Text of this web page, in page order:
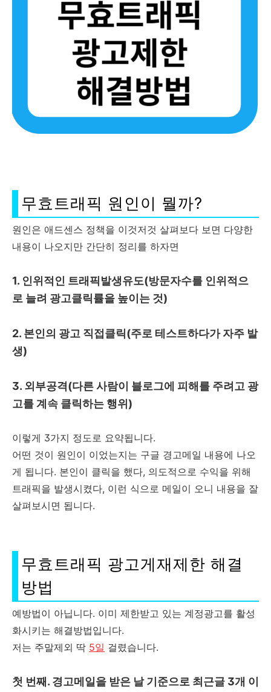
무효트래픽 원인이 뭘까?
원인은 애드센스 정책을 이것저것 살펴보다 보면 다양한
내용이 나오지만 간단히 정리를 하자면
1. 인위적인 트래픽발생유도(방문자수를 인위적으
로 늘려 광고클릭률을 높이는 것)
2. 본인의 광고 직접클릭(주로 테스트하다가 자주 발
생)
3. 외부공격(다른 사람이 블로그에 피해를 주려고 광
고를 계속 클릭하는 행위)
이렇게 3가지 정도로 요약됩니다.
어떤 것이 원인이 이었는지는 구글 경고메일 내용에 나오
게 됩니다. 본인이 클릭을 했다, 의도적으로 수익을 위해
트래픽을 발생시켰다, 이런 식으로 메일이 오니 내용을 잘
살펴보시면 됩니다.
무효트래픽 광고게재제한 해결
방법
예방법이 아닙니다. 이미 제한받고 있는 계정광고를 활성
화시키는 해결방법입니다.
저는 주말제외 딱 5일 걸렸습니다.
첫 번째. 경고메일을 받은 날 기준으로 최근글 3개 이